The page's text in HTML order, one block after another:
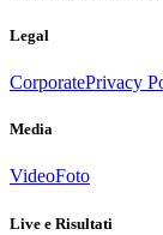
Legal
CorporatePrivacy
Media
VideoFoto
Live e Risultati